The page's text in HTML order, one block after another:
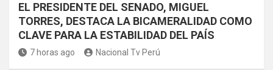
EL PRESIDENTE DEL SENADO, MIGUEL
TORRES, DESTACA LA BICAMERALIDAD COMO
CLAVE PARA LA ESTABILIDAD DEL PAÍS
7 horas ago Nacional Tv Perú